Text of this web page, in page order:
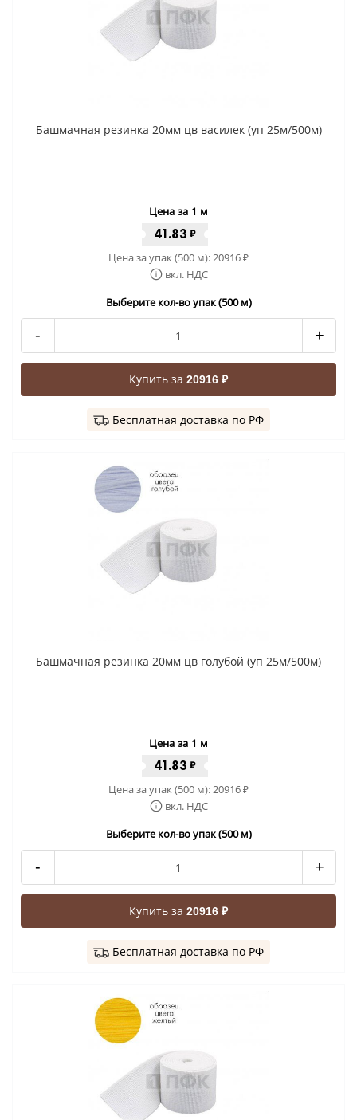
Башмачная резинка 20мм цв василек (уп 25м/500м)
Цена за 1 м
41.83 ₽
Цена за упак (500 м):20916₽
вкл. НДС
Выберите кол-во упак (500 м)
- +
Купить за 20916 ₽
Бесплатная доставка по РФ
Башмачная резинка 20мм цв голубой (уп 25м/500м)
Цена за 1 м
41.83 ₽
Цена за упак (500 м):20916₽
вкл. НДС
Выберите кол-во упак (500 м)
- +
Купить за 20916 ₽
Бесплатная доставка по РФ